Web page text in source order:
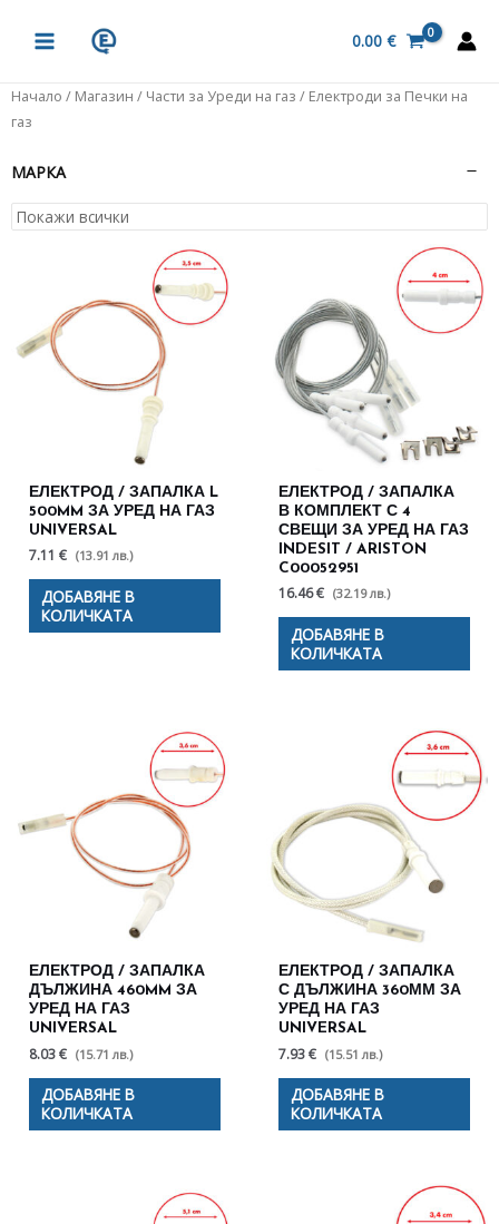
MENU
0.00 €
Начало / Магазин / Части за Уреди на газ / Електроди за Печки на
газ
МАРКА
ЕЛЕКТРОД / ЗАПАЛКА L
500MM ЗА УРЕД НА ГАЗ
UNIVERSAL
7.11 € (13.91 лв.)
ДОБАВЯНЕ В
КОЛИЧКАТА
ЕЛЕКТРОД / ЗАПАЛКА
В КОМПЛЕКТ С 4
СВЕЩИ ЗА УРЕД НА ГАЗ
INDESIT / ARISTON
C00052951
16.46 € (32.19 лв.)
ДОБАВЯНЕ В
КОЛИЧКАТА
ЕЛЕКТРОД / ЗАПАЛКА
ДЪЛЖИНА 460MM ЗА
УРЕД НА ГАЗ
UNIVERSAL
8.03 € (15.71 лв.)
ДОБАВЯНЕ В
КОЛИЧКАТА
ЕЛЕКТРОД / ЗАПАЛКА
С ДЪЛЖИНА 360ММ ЗА
УРЕД НА ГАЗ
UNIVERSAL
7.93 € (15.51 лв.)
ДОБАВЯНЕ В
КОЛИЧКАТА